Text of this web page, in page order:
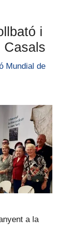
i
Casals
Mundial de
a la